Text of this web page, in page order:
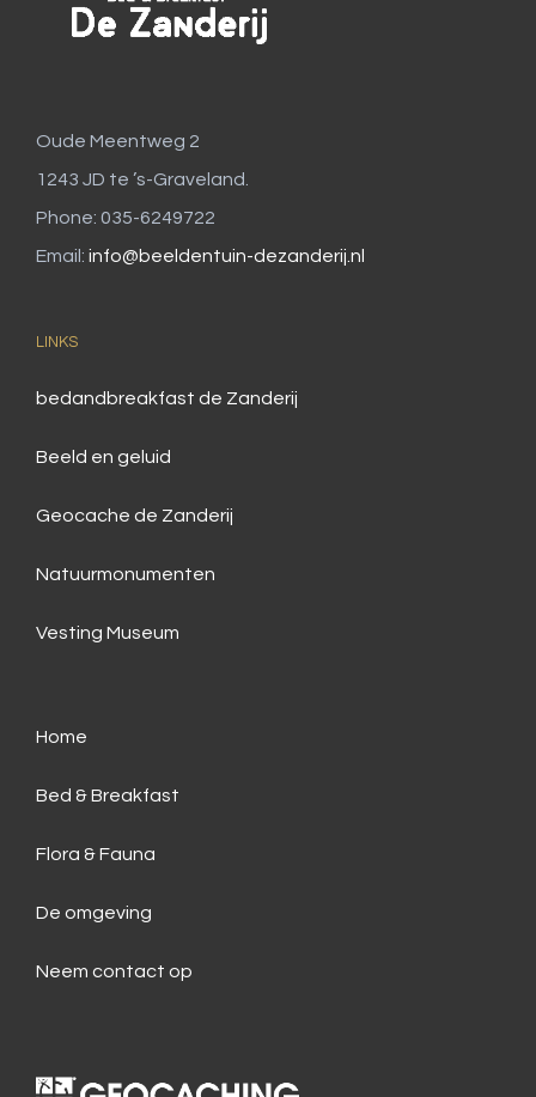
Oude Meentweg 2
1243 JD te ’s-Graveland.
Phone: 035-6249722
Email: info@beeldentuin-dezanderij.nl
LINKS
bedandbreakfast de Zanderij
Beeld en geluid
Geocache de Zanderij
Natuurmonumenten
Vesting Museum
Home
Bed & Breakfast
Flora & Fauna
De omgeving
Neem contact op